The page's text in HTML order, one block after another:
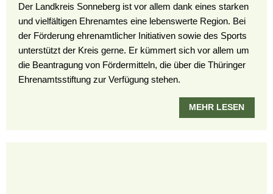
Der Landkreis Sonneberg ist vor allem dank eines starken
und vielfältigen Ehrenamtes eine lebenswerte Region. Bei
der Förderung ehrenamtlicher Initiativen sowie des Sports
unterstützt der Kreis gerne. Er kümmert sich vor allem um
die Beantragung von Fördermitteln, die über die Thüringer
Ehrenamtsstiftung zur Verfügung stehen.
MEHR LESEN